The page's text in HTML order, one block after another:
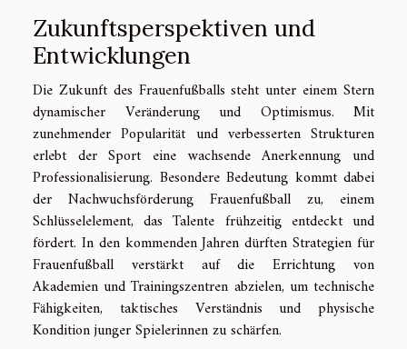
Zukunftsperspektiven und
Entwicklungen
Die Zukunft des Frauenfußballs steht unter einem Stern
dynamischer Veränderung und Optimismus. Mit
zunehmender Popularität und verbesserten Strukturen
erlebt der Sport eine wachsende Anerkennung und
Professionalisierung. Besondere Bedeutung kommt dabei
der Nachwuchsförderung Frauenfußball zu, einem
Schlüsselelement, das Talente frühzeitig entdeckt und
fördert. In den kommenden Jahren dürften Strategien für
Frauenfußball verstärkt auf die Errichtung von
Akademien und Trainingszentren abzielen, um technische
Fähigkeiten, taktisches Verständnis und physische
Kondition junger Spielerinnen zu schärfen.